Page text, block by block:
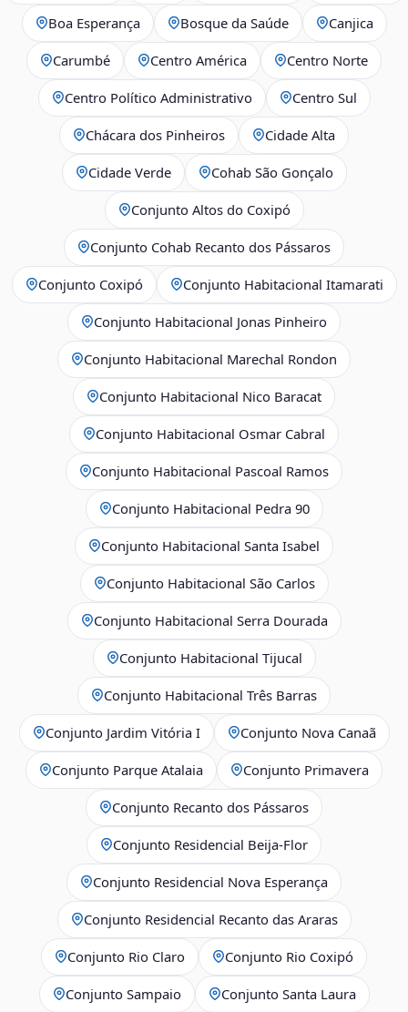
Boa Esperança Bosque da Saúde Canjica
Carumbé Centro América Centro Norte
Centro Político Administrativo Centro Sul
Chácara dos Pinheiros Cidade Alta
Cidade Verde Cohab São Gonçalo
Conjunto Altos do Coxipó
Conjunto Cohab Recanto dos Pássaros
Conjunto Coxipó Conjunto Habitacional Itamarati
Conjunto Habitacional Jonas Pinheiro
Conjunto Habitacional Marechal Rondon
Conjunto Habitacional Nico Baracat
Conjunto Habitacional Osmar Cabral
Conjunto Habitacional Pascoal Ramos
Conjunto Habitacional Pedra 90
Conjunto Habitacional Santa Isabel
Conjunto Habitacional São Carlos
Conjunto Habitacional Serra Dourada
Conjunto Habitacional Tijucal
Conjunto Habitacional Três Barras
Conjunto Jardim Vitória I Conjunto Nova Canaã
Conjunto Parque Atalaia Conjunto Primavera
Conjunto Recanto dos Pássaros
Conjunto Residencial Beija-Flor
Conjunto Residencial Nova Esperança
Conjunto Residencial Recanto das Araras
Conjunto Rio Claro Conjunto Rio Coxipó
Conjunto Sampaio Conjunto Santa Laura